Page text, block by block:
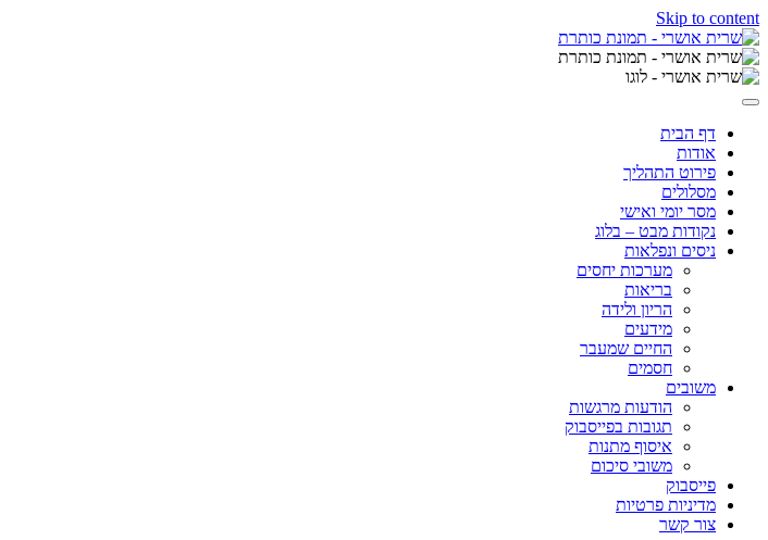
Skip to content
דף הבית
אודות
פירוט התהליך
מסלולים
מסר יומי ואישי
נקודות מבט – בלוג
ניסים ונפלאות
מערכות יחסים
בריאות
הריון ולידה
מידעים
החיים שמעבר
חסמים
משובים
הודעות מרגשות
תגובות בפייסבוק
איסוף מתנות
משובי סיכום
פייסבוק
מדיניות פרטיות
צור קשר